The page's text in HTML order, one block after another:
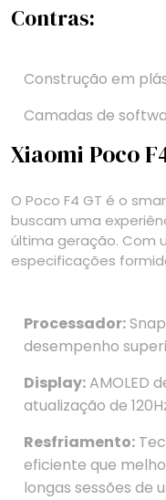
Contras:
Construção em
Camadas de
Xiaomi Poco
O Poco F4 GT é o
buscam uma
última geração. Com
especificações
Processador:
desempenho
Display:AMOLED
atualização de
Resfriamento:
eficiente que
longas sessões de